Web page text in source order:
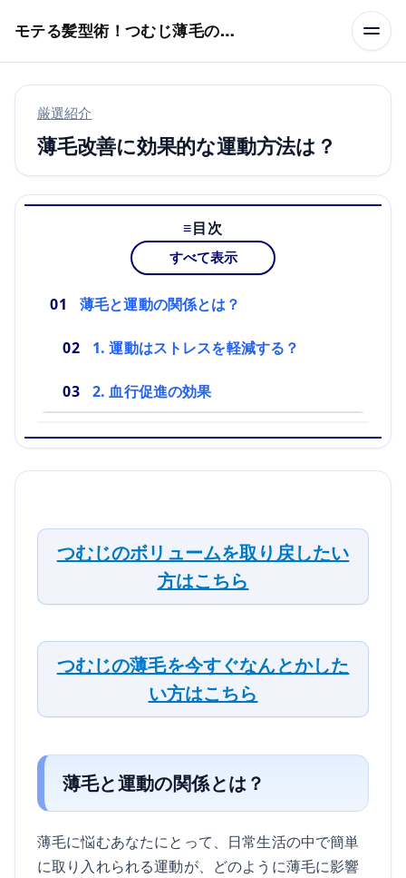
モテる髪型術！つむじ薄毛の隠し方
厳選紹介
薄毛改善に効果的な運動方法は？
目次
すべて表示
薄毛と運動の関係とは？
1. 運動はストレスを軽減する？
2. 血行促進の効果
つむじのボリュームを取り戻したい
方はこちら
つむじの薄毛を今すぐなんとかした
い方はこちら
薄毛と運動の関係とは？
薄毛に悩むあなたにとって、日常生活の中で簡単
に取り入れられる運動が、どのように薄毛に影響